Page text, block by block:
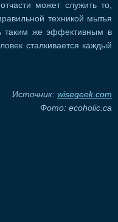
может служить то,
техникой мытья
таким же эффективным в
сталкивается каждый
Источник: wisegeek.com
Фото: ecoholic.ca